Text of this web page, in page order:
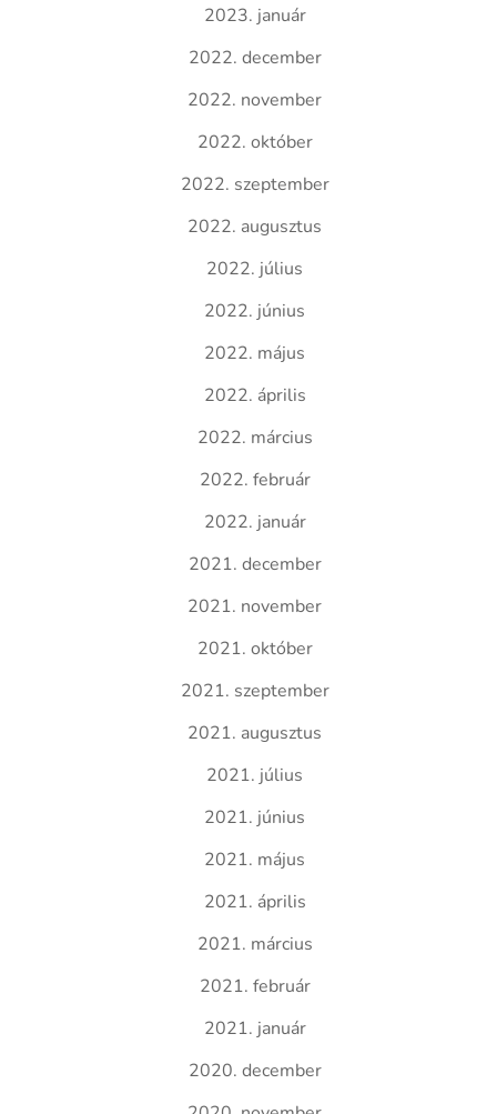
2023. január
2022. december
2022. november
2022. október
2022. szeptember
2022. augusztus
2022. július
2022. június
2022. május
2022. április
2022. március
2022. február
2022. január
2021. december
2021. november
2021. október
2021. szeptember
2021. augusztus
2021. július
2021. június
2021. május
2021. április
2021. március
2021. február
2021. január
2020. december